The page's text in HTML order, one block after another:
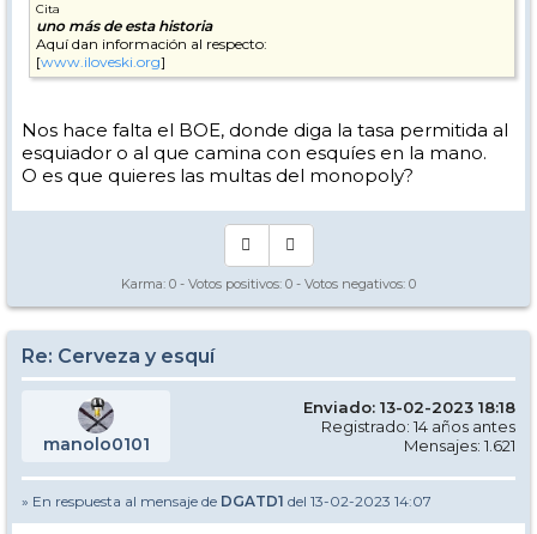
Cita
uno más de esta historia
Aquí dan información al respecto:
[www.iloveski.org]
Nos hace falta el BOE, donde diga la tasa permitida al
esquiador o al que camina con esquíes en la mano.
O es que quieres las multas del monopoly?
Karma: 0 - Votos positivos: 0 - Votos negativos: 0
Re: Cerveza y esquí
manolo0101
Enviado: 13-02-2023 18:18
Registrado: 14 años antes
Mensajes: 1.621
» En respuesta al mensaje de DGATD1 del 13-02-2023 14:07